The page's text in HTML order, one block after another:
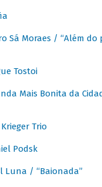
Sá Moraes / “Além do
Tostoi
Mais Bonita da
Trio
Podsk
Luna / “Baionada”